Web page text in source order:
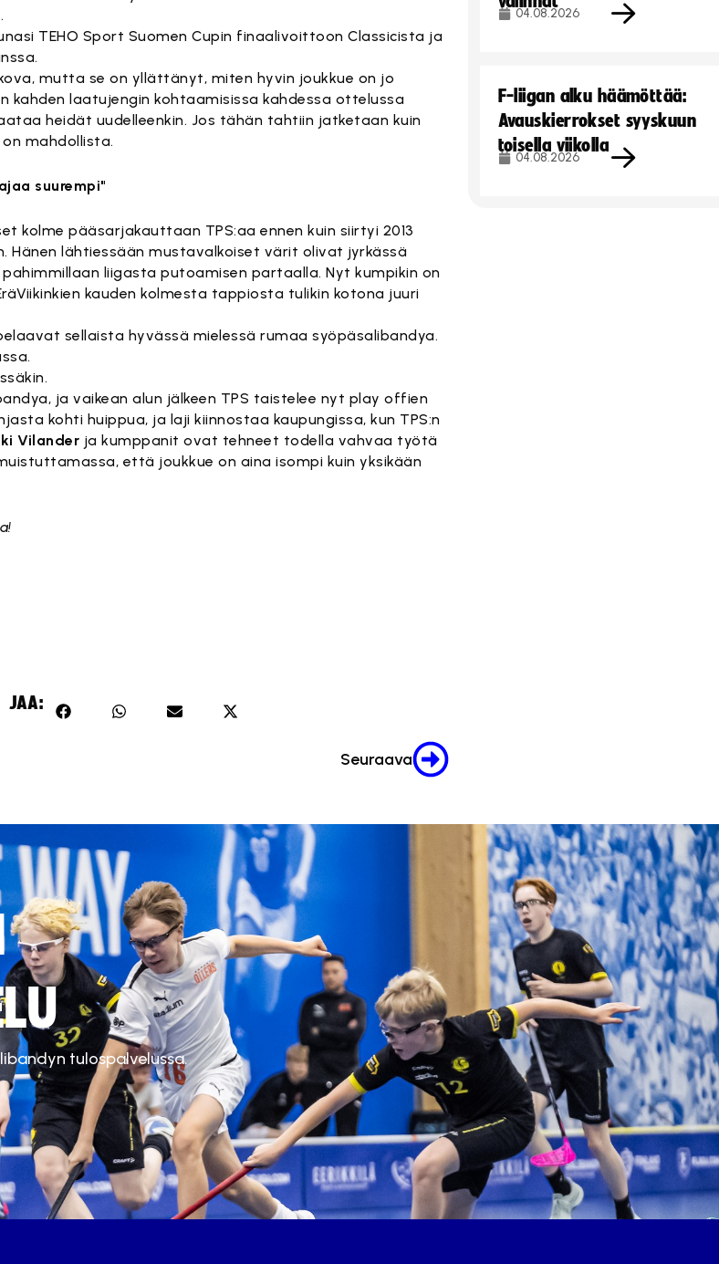
TEHO Sport Suomen Cupin finaalivoittoon Classicista ja
mutta se on yllättänyt, miten hyvin joukkue on jo
laatujengin kohtaamisissa kahdessa ottelussa
heidät uudelleenkin. Jos tähän tahtiin jatketaan kuin
mahdollista.
suurempi"
kolme pääsarjakauttaan TPS:aa ennen kuin siirtyi 2013
Hänen lähtiessään mustavalkoiset värit olivat jyrkässä
liigasta putoamisen partaalla. Nyt kumpikin on
kauden kolmesta tappiosta tulikin kotona juuri
sellaista hyvässä mielessä rumaa syöpäsalibandya.
ja vaikean alun jälkeen TPS taistelee nyt play offien
kohti huippua, ja laji kiinnostaa kaupungissa, kun TPS:n
Vilander ja kumppanit ovat tehneet todella vahvaa työtä
että joukkue on aina isompi kuin yksikään
JAA:
Seuraava
04.08.2026
F-liigan alku häämöttää:
Avauskierrokset syyskuun
toisella viikolla
04.08.2026
tulospalvelussa.